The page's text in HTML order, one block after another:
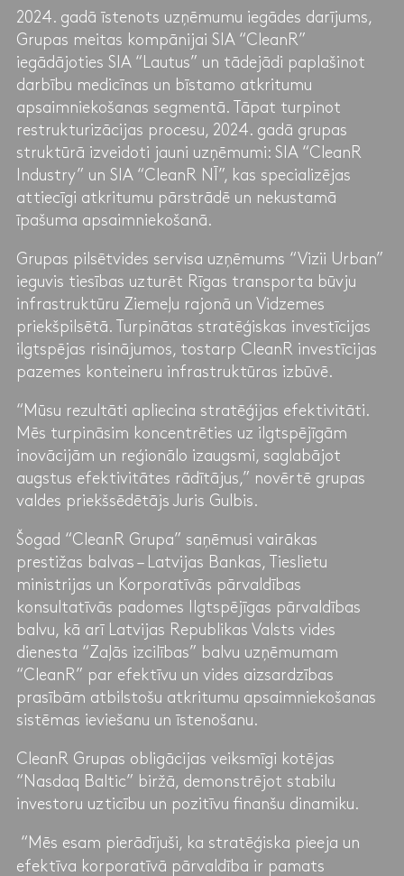
2024. gadā īstenots uzņēmumu iegādes darījums,
Grupas meitas kompānijai SIA “CleanR”
iegādājoties SIA “Lautus” un tādejādi paplašinot
darbību medicīnas un bīstamo atkritumu
apsaimniekošanas segmentā. Tāpat turpinot
restrukturizācijas procesu, 2024. gadā grupas
struktūrā izveidoti jauni uzņēmumi: SIA “CleanR
Industry” un SIA “CleanR NĪ”, kas specializējas
attiecīgi atkritumu pārstrādē un nekustamā
īpašuma apsaimniekošanā.
Grupas pilsētvides servisa uzņēmums “Vizii Urban”
ieguvis tiesības uzturēt Rīgas transporta būvju
infrastruktūru Ziemeļu rajonā un Vidzemes
priekšpilsētā. Turpinātas stratēģiskas investīcijas
ilgtspējas risinājumos, tostarp CleanR investīcijas
pazemes konteineru infrastruktūras izbūvē.
“Mūsu rezultāti apliecina stratēģijas efektivitāti.
Mēs turpināsim koncentrēties uz ilgtspējīgām
inovācijām un reģionālo izaugsmi, saglabājot
augstus efektivitātes rādītājus,” novērtē grupas
valdes priekšsēdētājs Juris Gulbis.
Šogad “CleanR Grupa” saņēmusi vairākas
prestižas balvas – Latvijas Bankas, Tieslietu
ministrijas un Korporatīvās pārvaldības
konsultatīvās padomes Ilgtspējīgas pārvaldības
balvu, kā arī Latvijas Republikas Valsts vides
dienesta “Zaļās izcilības” balvu uzņēmumam
“CleanR” par efektīvu un vides aizsardzības
prasībām atbilstošu atkritumu apsaimniekošanas
sistēmas ieviešanu un īstenošanu.
CleanR Grupas obligācijas veiksmīgi kotējas
“Nasdaq Baltic” biržā, demonstrējot stabilu
investoru uzticību un pozitīvu finanšu dinamiku.
“Mēs esam pierādījuši, ka stratēģiska pieeja un
efektīva korporatīvā pārvaldība ir pamats